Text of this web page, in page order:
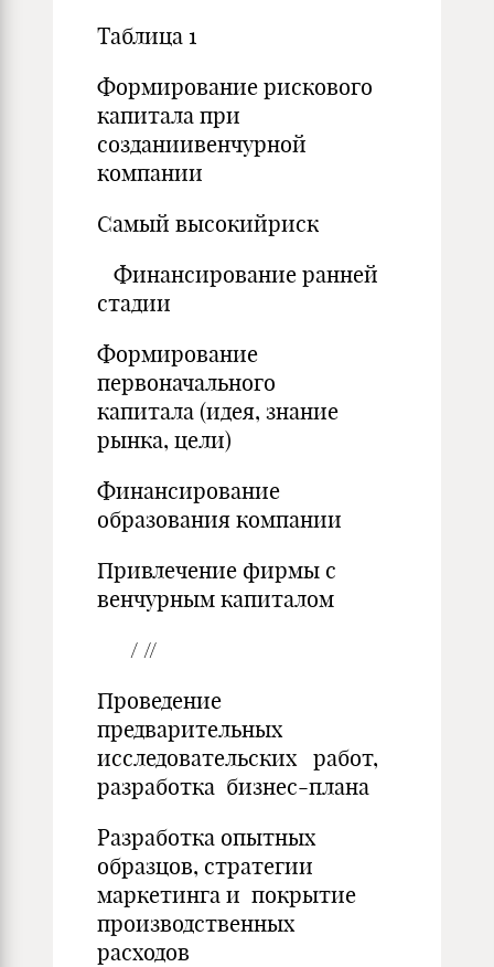
Таблица 1
Формирование рискового
капитала при
созданиивенчурной
компании
Самый высокийриск
Финансирование ранней
стадии
Формирование
первоначального
капитала (идея, знание
рынка, цели)
Финансирование
образования компании
Привлечение фирмы с
венчурным капиталом
/ //
Проведение
предварительных
исследовательских работ,
разработка бизнес-плана
Разработка опытных
образцов, стратегии
маркетинга и покрытие
производственных
расходов